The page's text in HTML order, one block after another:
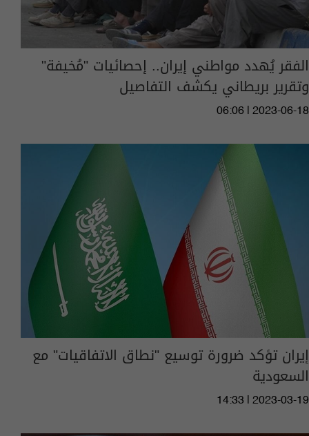
الفقر يُهدد مواطني إيران.. إحصائيات "مُخيفة"
وتقرير بريطاني يكشف التفاصيل
06:06 | 2023-06-18
إيران تؤكد ضرورة توسيع "نطاق الاتفاقيات" مع
السعودية
14:33 | 2023-03-19